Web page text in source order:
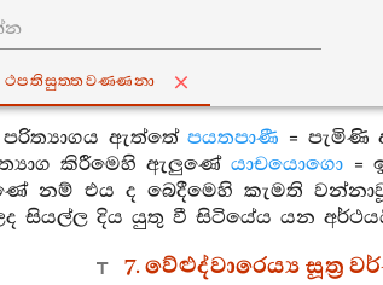
ථපතිසුත‍්තවණ‍්ණනා
ඇත්තේපයතපාණී = පැමිණි
කිරීමෙහි ඇලුණේයාචයොගො =
නම් එය ද බෙදීමෙහි කැමති
සියල්ල දිය යුතු වී සිටියේය යන
7. වේළුද්වාරෙය්‍ය සූත්‍ර